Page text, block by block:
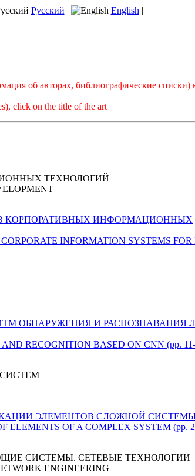
Русский | English |
об авторах, библиографические списки)
click on the title of the art
ТЕХНОЛОГИЙ
В КОРПОРАТИВНЫХ ИНФОРМАЦИОННЫХ
INFORMATION SYSTEMS FOR
ОБНАРУЖЕНИЯ И РАСПОЗНАВАНИЯ
AND RECOGNITION BASED ON CNN (pp.
ЭЛЕМЕНТОВ СЛОЖНОЙ СИСТЕМЫ
ELEMENTS OF A COMPLEX SYSTEM (pp.
СИСТЕМЫ. СЕТЕВЫЕ ТЕХНОЛОГИИ
ENGINEERING